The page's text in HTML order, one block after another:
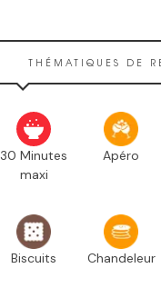
THÉMATIQUES DE
30 Minutes
maxi
Apéro
Biscuits Chandeleur